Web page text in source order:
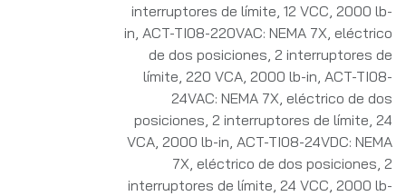
interruptores de límite, 12 VCC, 2000 lb-
in ACT-TI08-220VAC: NEMA 7X, eléctrico
de dos posiciones, 2 interruptores de
límite, 220 VCA, 2000 lb-in ACT-TI08-
24VAC: NEMA 7X, eléctrico de dos
posiciones, 2 interruptores de límite, 24
VCA, 2000 lb-in ACT-TI08-24VDC: NEMA
7X, eléctrico de dos posiciones, 2
interruptores de límite, 24 VCC, 2000 lb-